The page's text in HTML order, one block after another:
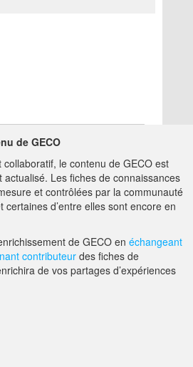
GECO AIDE
NOUS CONTACTER
de GECO
le contenu de GECO est
Les fiches de connaissances
et contrôlées par la communauté
d’entre elles sont encore en
de GECO en échangeant
contributeur des fiches de
de vos partages d’expériences